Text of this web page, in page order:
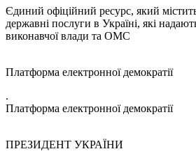
Єдиний офіційний ресурс, який
державні послуги в Україні, які
виконавчої влади та ОМС
Платформа електронної демократії
.
Платформа електронної демократії
ПРЕЗИДЕНТ УКРАЇНИ